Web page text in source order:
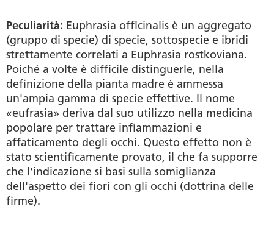
Peculiarità: Euphrasia officinalis è un aggregato
(gruppo di specie) di specie, sottospecie e ibridi
strettamente correlati a Euphrasia rostkoviana.
Poiché a volte è difficile distinguerle, nella
definizione della pianta madre è ammessa
un'ampia gamma di specie effettive. Il nome
«eufrasia» deriva dal suo utilizzo nella medicina
popolare per trattare infiammazioni e
affaticamento degli occhi. Questo effetto non è
stato scientificamente provato, il che fa supporre
che l'indicazione si basi sulla somiglianza
dell'aspetto dei fiori con gli occhi (dottrina delle
firme).